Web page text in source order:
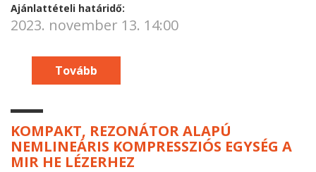
Ajánlattételi határidő:
2023. november 13. 14:00
Tovább
KOMPAKT, REZONÁTOR ALAPÚ
NEMLINEÁRIS KOMPRESSZIÓS EGYSÉG A
MIR HE LÉZERHEZ